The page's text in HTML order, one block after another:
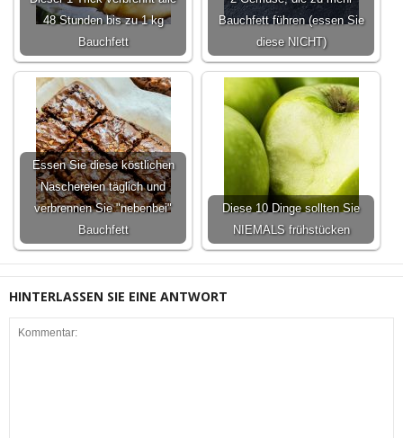
48 Stunden bis zu 1 kg
Bauchfett
Bauchfett führen (essen Sie
diese NICHT)
Essen Sie diese köstlichen
Naschereien täglich und
verbrennen Sie "nebenbei"
Bauchfett
Diese 10 Dinge sollten Sie
NIEMALS frühstücken
HINTERLASSEN SIE EINE ANTWORT